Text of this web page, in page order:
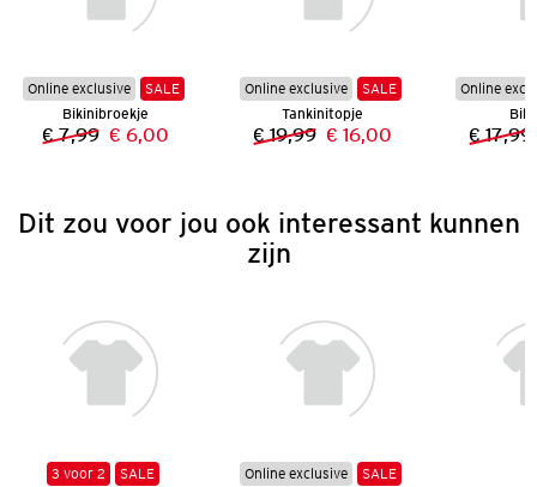
Online exclusive
SALE
Bikinibroekje
Vorige prijs:
€ 7,99 Nieuwe prijs:
€ 6,00
Online exclusive
SALE
Tankinitopje
Vorige prijs:
€ 19,99 Nieuwe prijs:
€ 16,00
Online
€ 17,99
Dit zou voor jou ook interessant kunnen
zijn
3 voor 2
SALE
Online exclusive
SALE